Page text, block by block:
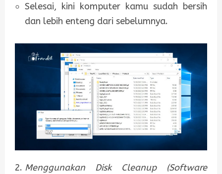
Selesai, kini komputer kamu sudah bersih
dan lebih enteng dari sebelumnya.
Menggunakan Disk Cleanup (Software